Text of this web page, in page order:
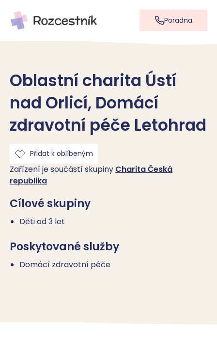
Poradna
Oblastní charita Ústí
nad Orlicí, Domácí
zdravotní péče Letohrad
Přidat k oblíbeným
Zařízení je součástí skupiny Charita Česká
republika
Cílové skupiny
Děti od 3 let
Poskytované služby
Domácí zdravotní péče